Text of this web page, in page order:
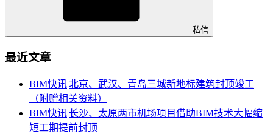
私信
最近文章
BIM快讯|北京、武汉、青岛三城新地标建筑封顶竣工
（附赠相关资料）
BIM快讯|长沙、太原两市机场项目借助BIM技术大幅缩
短工期提前封顶